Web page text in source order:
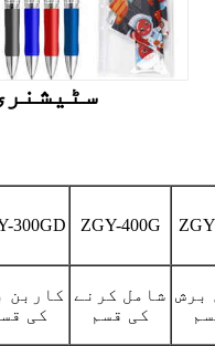
300GD ZGY-400G
کاربن
کی
شامل کرنے
کی قسم
برش